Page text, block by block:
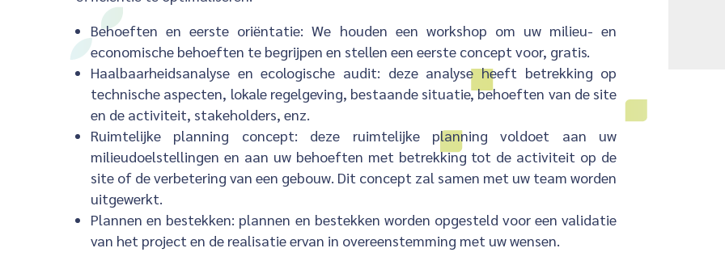
Behoeften en eerste oriëntatie: We houden een workshop om uw milieu- en
economische behoeften te begrijpen en stellen een eerste concept voor, gratis.
Haalbaarheidsanalyse en ecologische audit: deze analyse heeft betrekking op
technische aspecten, lokale regelgeving, bestaande situatie, behoeften van de site
en de activiteit, stakeholders, enz.
Ruimtelijke planning concept: deze ruimtelijke planning voldoet aan uw
milieudoelstellingen en aan uw behoeften met betrekking tot de activiteit op de
site of de verbetering van een gebouw. Dit concept zal samen met uw team worden
uitgewerkt.
Plannen en bestekken: plannen en bestekken worden opgesteld voor een validatie
van het project en de realisatie ervan in overeenstemming met uw wensen.